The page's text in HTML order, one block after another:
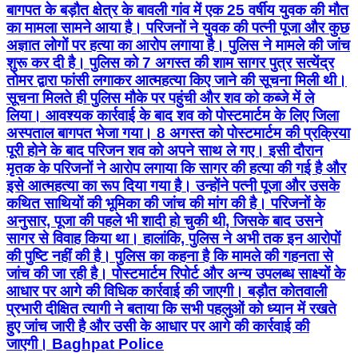
बागपत के बड़ौत क्षेत्र के बावली गांव में एक 25 वर्षीय युवक की मौत
का मामला सामने आया है। परिजनों ने युवक की पत्नी पूजा और कुछ
अज्ञात लोगों पर हत्या का आरोप लगाया है। पुलिस ने मामले की जांच
शुरू कर दी है। पुलिस को 7 अगस्त की शाम सागर पुत्र सत्येंद्र
तोमर द्वारा फांसी लगाकर आत्महत्या किए जाने की सूचना मिली थी।
सूचना मिलते ही पुलिस मौके पर पहुंची और शव को कब्जे में ले
लिया। आवश्यक कार्रवाई के बाद शव को पोस्टमार्टम के लिए जिला
अस्पताल बागपत भेजा गया। 8 अगस्त को पोस्टमार्टम की प्रक्रिया
पूरी होने के बाद परिजन शव को अपने साथ ले गए। इसी दौरान
मृतक के परिजनों ने आरोप लगाया कि सागर की हत्या की गई है और
इसे आत्महत्या का रूप दिया गया है। उन्होंने पत्नी पूजा और उसके
कथित साथियों की भूमिका की जांच की मांग की है। परिजनों के
अनुसार, पूजा की पहले भी शादी हो चुकी थी, जिसके बाद उसने
सागर से विवाह किया था। हालांकि, पुलिस ने अभी तक इन आरोपों
की पुष्टि नहीं की है। पुलिस का कहना है कि मामले की गहनता से
जांच की जा रही है। पोस्टमार्टम रिपोर्ट और अन्य उपलब्ध साक्ष्यों के
आधार पर आगे की विधिक कार्रवाई की जाएगी। बड़ौत कोतवाली
प्रभारी दीक्षित त्यागी ने बताया कि सभी पहलुओं को ध्यान में रखते
हुए जांच जारी है और उसी के आधार पर आगे की कार्रवाई की
जाएगी। Baghpat Police